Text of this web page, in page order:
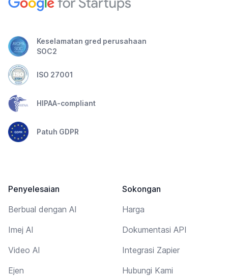
Keselamatan gred perusahaan
SOC2
ISO 27001
HIPAA-compliant
Patuh GDPR
Penyelesaian
Berbual dengan AI
Imej AI
Video AI
Ejen
Sokongan
Harga
Dokumentasi API
Integrasi Zapier
Hubungi Kami